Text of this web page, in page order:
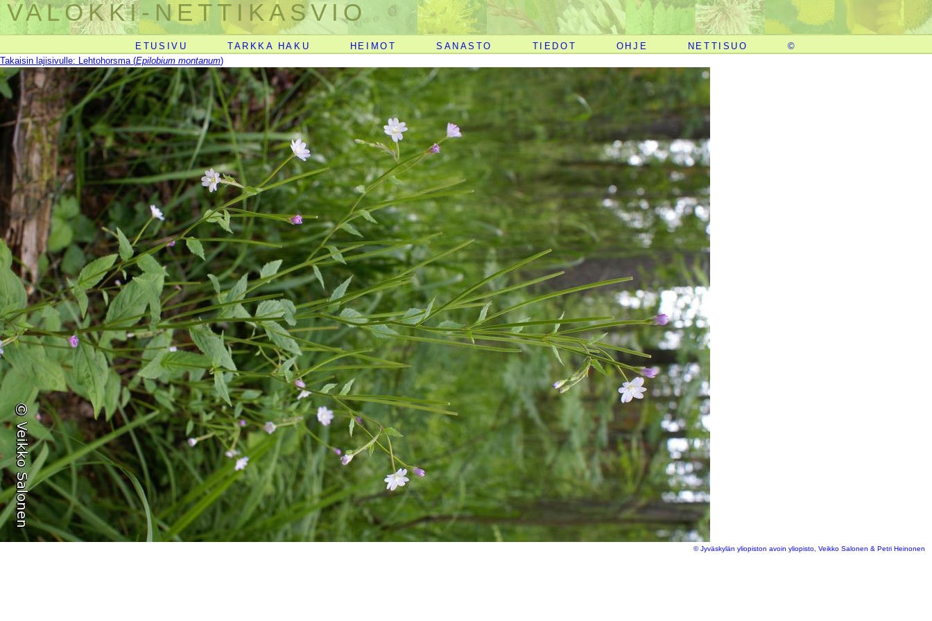
VALOKKI-NETTIKASVIO
ETUSIVU TARKKA HAKU HEIMOT SANASTO TIEDOT OHJE NETTISUO
©
Takaisin lajisivulle: Lehtohorsma (Epilobium montanum)
© Jyväskylän yliopiston avoin yliopisto, Veikko Salonen & Petri Heinonen